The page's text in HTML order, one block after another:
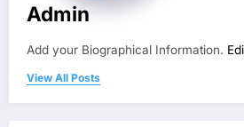
Admin
Add your Biographical Information.
View All Posts